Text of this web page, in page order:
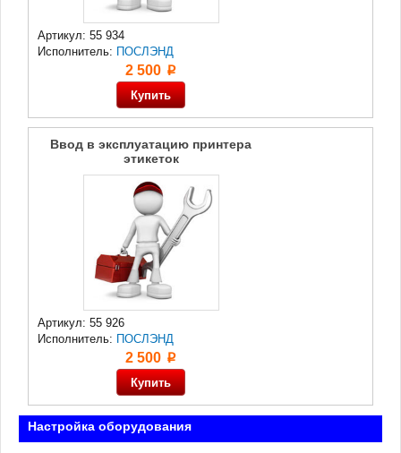
Артикул: 55 934
Исполнитель: ПОСЛЭНД
2 500 p
Ввод в эксплуатацию принтера
этикеток
Артикул: 55 926
Исполнитель: ПОСЛЭНД
2 500 p
Настройка оборудования